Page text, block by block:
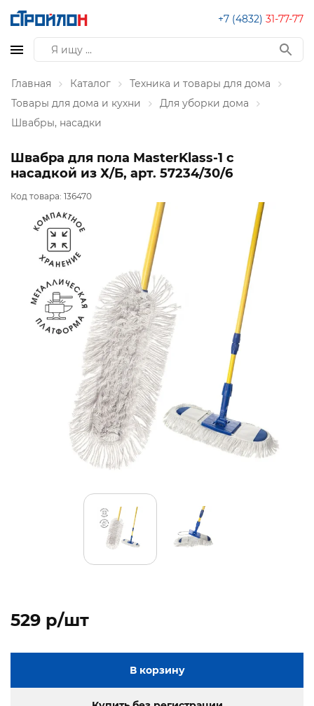
+7 (4832) 31-77-77
Главная Каталог
Техника и товары для дома
Товары для дома и кухни
Для уборки дома
Швабры, насадки
Швабра для пола MasterKlass-1 с
насадкой из Х/Б, арт. 57234/30/6
Код товара: 136470
529 p/шт
В корзину